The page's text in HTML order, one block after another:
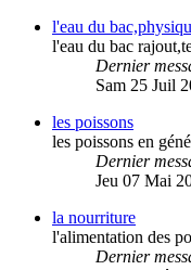
l'eau du
l'eau du bac
Dernier
Sam 25 Juil
les poissons
les poissons en
Dernier
Jeu 07 Mai
la nourriture
l'alimentation des
Dernier